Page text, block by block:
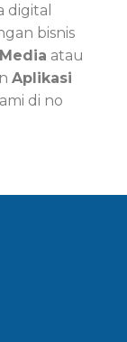
digital
bisnis
atau
Aplikasi
di no